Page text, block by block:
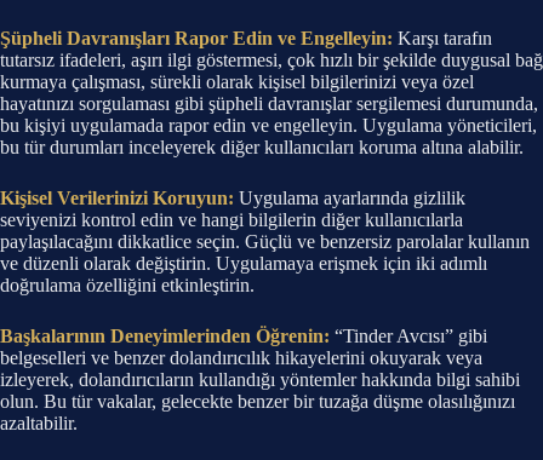
Şüpheli Davranışları Rapor Edin ve Engelleyin: Karşı tarafın
tutarsız ifadeleri, aşırı ilgi göstermesi, çok hızlı bir şekilde duygusal bağ
kurmaya çalışması, sürekli olarak kişisel bilgilerinizi veya özel
hayatınızı sorgulaması gibi şüpheli davranışlar sergilemesi durumunda,
bu kişiyi uygulamada rapor edin ve engelleyin. Uygulama yöneticileri,
bu tür durumları inceleyerek diğer kullanıcıları koruma altına alabilir.
Kişisel Verilerinizi Koruyun: Uygulama ayarlarında gizlilik
seviyenizi kontrol edin ve hangi bilgilerin diğer kullanıcılarla
paylaşılacağını dikkatlice seçin. Güçlü ve benzersiz parolalar kullanın
ve düzenli olarak değiştirin. Uygulamaya erişmek için iki adımlı
doğrulama özelliğini etkinleştirin.
Başkalarının Deneyimlerinden Öğrenin: “Tinder Avcısı” gibi
belgeselleri ve benzer dolandırıcılık hikayelerini okuyarak veya
izleyerek, dolandırıcıların kullandığı yöntemler hakkında bilgi sahibi
olun. Bu tür vakalar, gelecekte benzer bir tuzağa düşme olasılığınızı
azaltabilir.